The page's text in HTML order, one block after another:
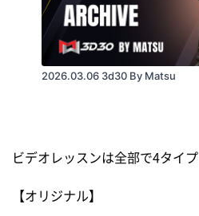
2026.03.06 3d30 By Matsu
ビデオレッスンは全部で4タイプ
【オリジナル】